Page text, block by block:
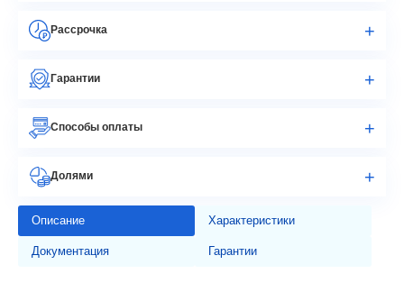
Рассрочка
Гарантии
Способы оплаты
Долями
Описание Характеристики
Документация Гарантии